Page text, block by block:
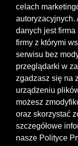
celach
autoryzacyjnych.
danych jest firma
firmy z którymi
serwisu bez
przeglądarki w
zgadzasz się na
urządzeniu
możesz
oraz skorzystać
szczegółowe
nasze Polityce
© 2026 by MotoWhizzer.com
All rights reserved.
KONTAKT
ul. Chopina 16, I piętro
47-400 Racibórz
+48 519 739 378
office@motowhizzer.com